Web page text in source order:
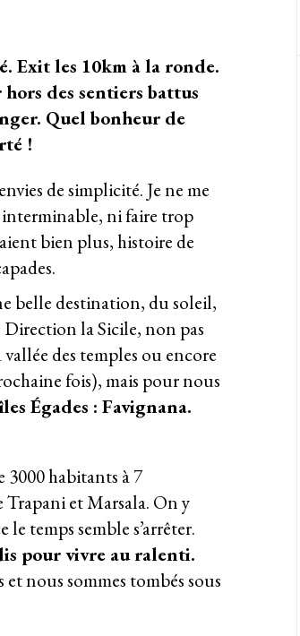
Exit les 10km à la ronde.
des sentiers battus
Quel bonheur de
!
de simplicité. Je ne me
interminable, ni faire trop
bien plus, histoire de
belle destination, du soleil,
Direction la Sicile, non pas
des temples ou encore
fois), mais pour nous
Égades : Favignana.
3000 habitants à 7
et Marsala. On y
temps semble s’arrêter.
pour vivre au ralenti.
nous sommes tombés sous